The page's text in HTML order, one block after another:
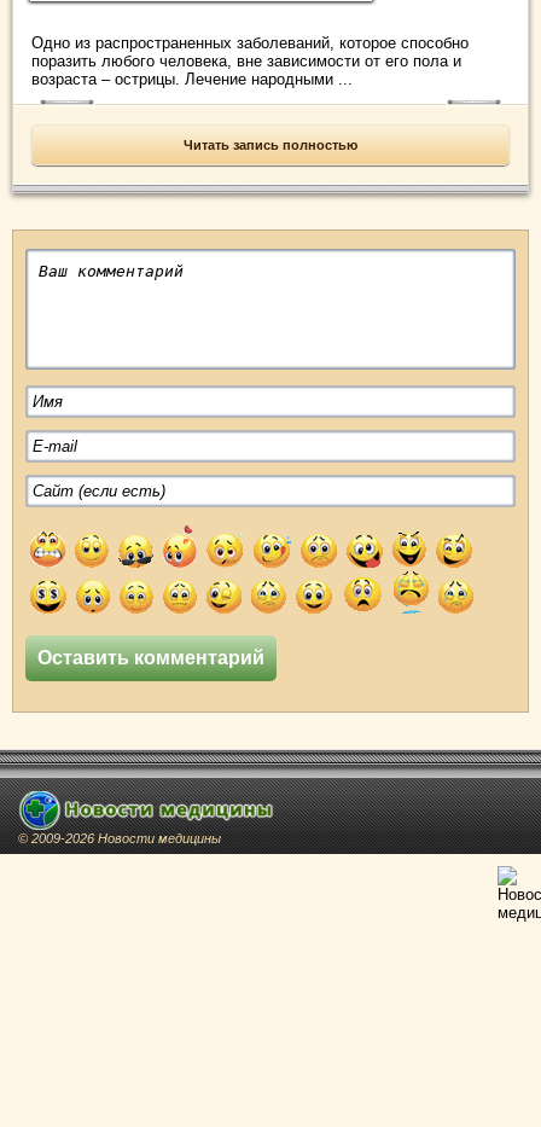
Одно из распространенных заболеваний, которое способно
поразить любого человека, вне зависимости от его пола и
возраста – острицы. Лечение народными ...
Читать запись полностью
© 2009-2026 Новости медицины